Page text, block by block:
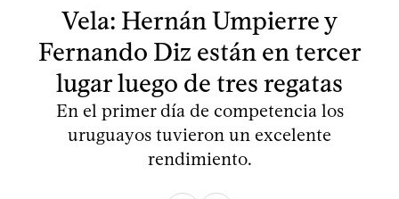
Vela: Hernán Umpierre y
Fernando Diz están en tercer
lugar luego de tres regatas
En el primer día de competencia los
uruguayos tuvieron un excelente
rendimiento.